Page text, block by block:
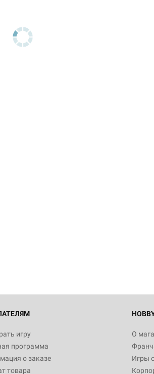
игру
программа
о заказе
товара
О
Игры
12